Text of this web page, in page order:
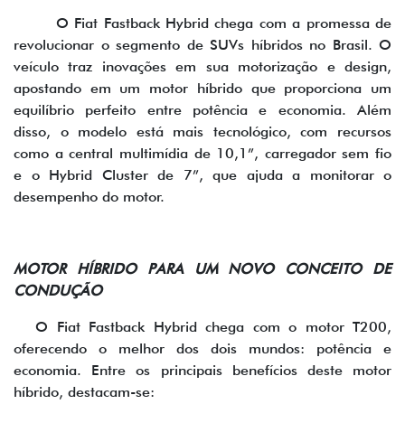
O Fiat Fastback Hybrid chega com a promessa de
revolucionar o segmento de SUVs híbridos no Brasil. O
veículo traz inovações em sua motorização e design,
apostando em um motor híbrido que proporciona um
equilíbrio perfeito entre potência e economia. Além
disso, o modelo está mais tecnológico, com recursos
como a central multimídia de 10,1”, carregador sem fio
e o Hybrid Cluster de 7”, que ajuda a monitorar o
desempenho do motor.
MOTOR HÍBRIDO PARA UM NOVO CONCEITO DE
CONDUÇÃO
O Fiat Fastback Hybrid chega com o motor T200,
oferecendo o melhor dos dois mundos: potência e
economia. Entre os principais benefícios deste motor
híbrido, destacam-se: